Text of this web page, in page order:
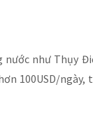
như Thụy
100USD/ngày,